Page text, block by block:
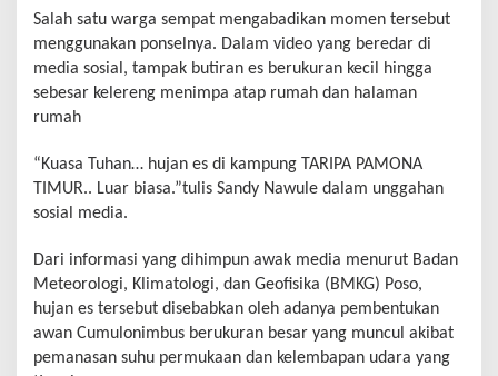
Salah satu warga sempat mengabadikan momen tersebut
menggunakan ponselnya. Dalam video yang beredar di
media sosial, tampak butiran es berukuran kecil hingga
sebesar kelereng menimpa atap rumah dan halaman
rumah
“Kuasa Tuhan… hujan es di kampung TARIPA PAMONA
TIMUR.. Luar biasa.”tulis Sandy Nawule dalam unggahan
sosial media.
Dari informasi yang dihimpun awak media menurut Badan
Meteorologi, Klimatologi, dan Geofisika (BMKG) Poso,
hujan es tersebut disebabkan oleh adanya pembentukan
awan Cumulonimbus berukuran besar yang muncul akibat
pemanasan suhu permukaan dan kelembapan udara yang